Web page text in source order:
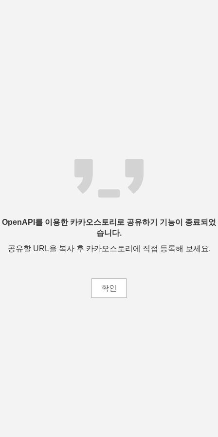
OpenAPI를 이용한 카카오스토리로 공유하기 기능이 종료되었
습니다.
공유할 URL을 복사 후 카카오스토리에 직접 등록해 보세요.
확인